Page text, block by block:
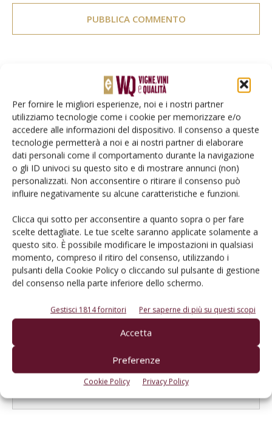
Per fornire le migliori esperienze, noi e i nostri partner
utilizziamo tecnologie come i cookie per memorizzare e/o
accedere alle informazioni del dispositivo. Il consenso a queste
tecnologie permetterà a noi e ai nostri partner di elaborare
dati personali come il comportamento durante la navigazione
o gli ID univoci su questo sito e di mostrare annunci (non)
personalizzati. Non acconsentire o ritirare il consenso può
influire negativamente su alcune caratteristiche e funzioni.
Clicca qui sotto per acconsentire a quanto sopra o per fare
scelte dettagliate. Le tue scelte saranno applicate solamente a
questo sito. È possibile modificare le impostazioni in qualsiasi
momento, compreso il ritiro del consenso, utilizzando i
pulsanti della Cookie Policy o cliccando sul pulsante di gestione
del consenso nella parte inferiore dello schermo.
Gestisci 1814 fornitori Per saperne di più su questi scopi
Accetta
Preferenze
Cookie Policy Privacy Policy
Tecniche, prodotti e servizi dalle aziende
Catalogo Aziende e Prodotti
Un modo semplice per cercare un'azienda o un
prodotto!
Cerca adesso
I consigli di Terra e Vita agli agricoltori
Cerca adesso